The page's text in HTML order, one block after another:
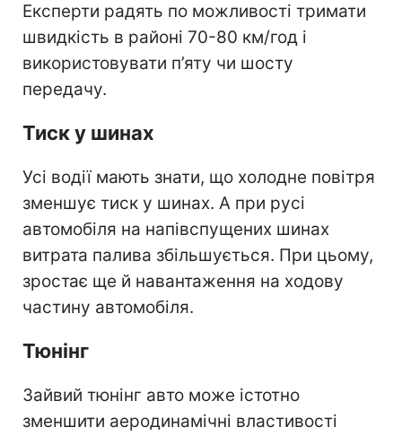
Експерти радять по можливості тримати
швидкість в районі 70-80 км/год і
використовувати п’яту чи шосту
передачу.
Тиск у шинах
Усі водії мають знати, що холодне повітря
зменшує тиск у шинах. А при русі
автомобіля на напівспущених шинах
витрата палива збільшується. При цьому,
зростає ще й навантаження на ходову
частину автомобіля.
Тюнінг
Зайвий тюнінг авто може істотно
зменшити аеродинамічні властивості